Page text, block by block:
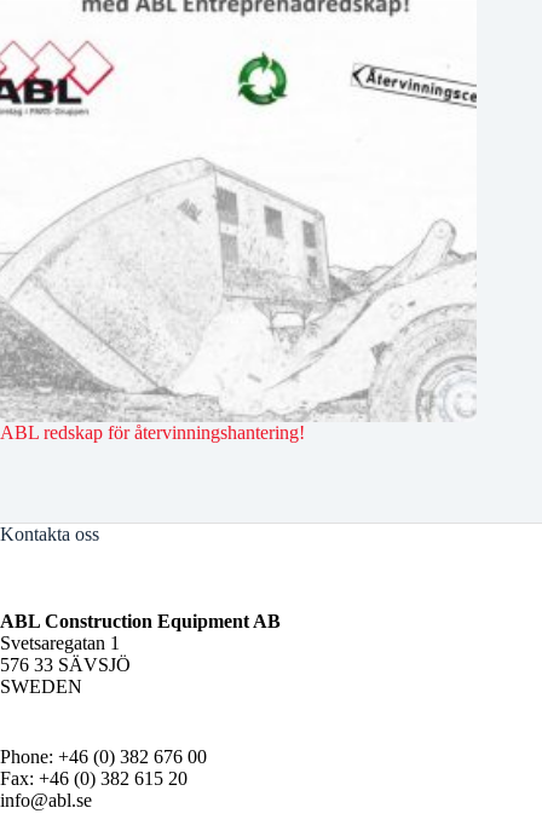
ABL redskap för återvinningshantering!
Kontakta oss
ABL Construction Equipment AB
Svetsaregatan 1
576 33 SÄVSJÖ
SWEDEN
Phone: +46 (0) 382 676 00
Fax: +46 (0) 382 615 20
info@abl.se